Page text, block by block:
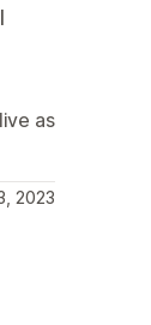
as
2023